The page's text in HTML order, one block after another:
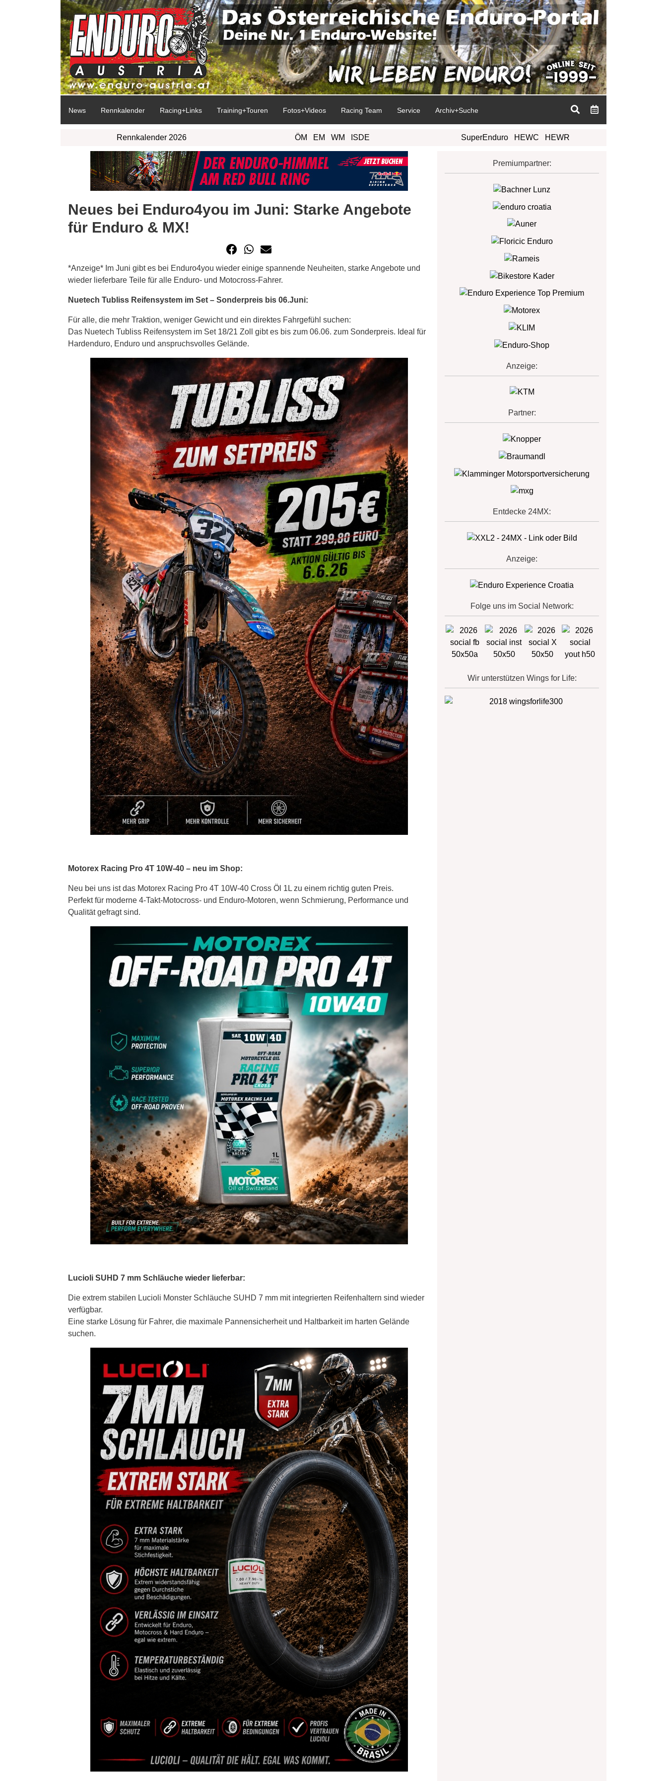
News Rennkalender Racing+Links Training+Touren Fotos+Videos Racing Team Service Archiv+Suche
Rennkalender 2026 ÖM EM WM ISDE SuperEnduro HEWC HEWR
Neues bei Enduro4you im Juni: Starke Angebote
für Enduro & MX!
*Anzeige* Im Juni gibt es bei Enduro4you wieder einige spannende Neuheiten, starke Angebote und
wieder lieferbare Teile für alle Enduro- und Motocross-Fahrer.
Nuetech Tubliss Reifensystem im Set – Sonderpreis bis 06.Juni:
Für alle, die mehr Traktion, weniger Gewicht und ein direktes Fahrgefühl suchen:
Das Nuetech Tubliss Reifensystem im Set 18/21 Zoll gibt es bis zum 06.06. zum Sonderpreis. Ideal für
Hardenduro, Enduro und anspruchsvolles Gelände.
Motorex Racing Pro 4T 10W-40 – neu im Shop:
Neu bei uns ist das Motorex Racing Pro 4T 10W-40 Cross Öl 1L zu einem richtig guten Preis.
Perfekt für moderne 4-Takt-Motocross- und Enduro-Motoren, wenn Schmierung, Performance und
Qualität gefragt sind.
Lucioli SUHD 7 mm Schläuche wieder lieferbar:
Die extrem stabilen Lucioli Monster Schläuche SUHD 7 mm mit integrierten Reifenhaltern sind wieder
verfügbar.
Eine starke Lösung für Fahrer, die maximale Pannensicherheit und Haltbarkeit im harten Gelände
suchen.
Premiumpartner:
Anzeige:
Partner:
Entdecke 24MX:
Anzeige:
Folge uns im Social Network:
Wir unterstützen Wings for Life: